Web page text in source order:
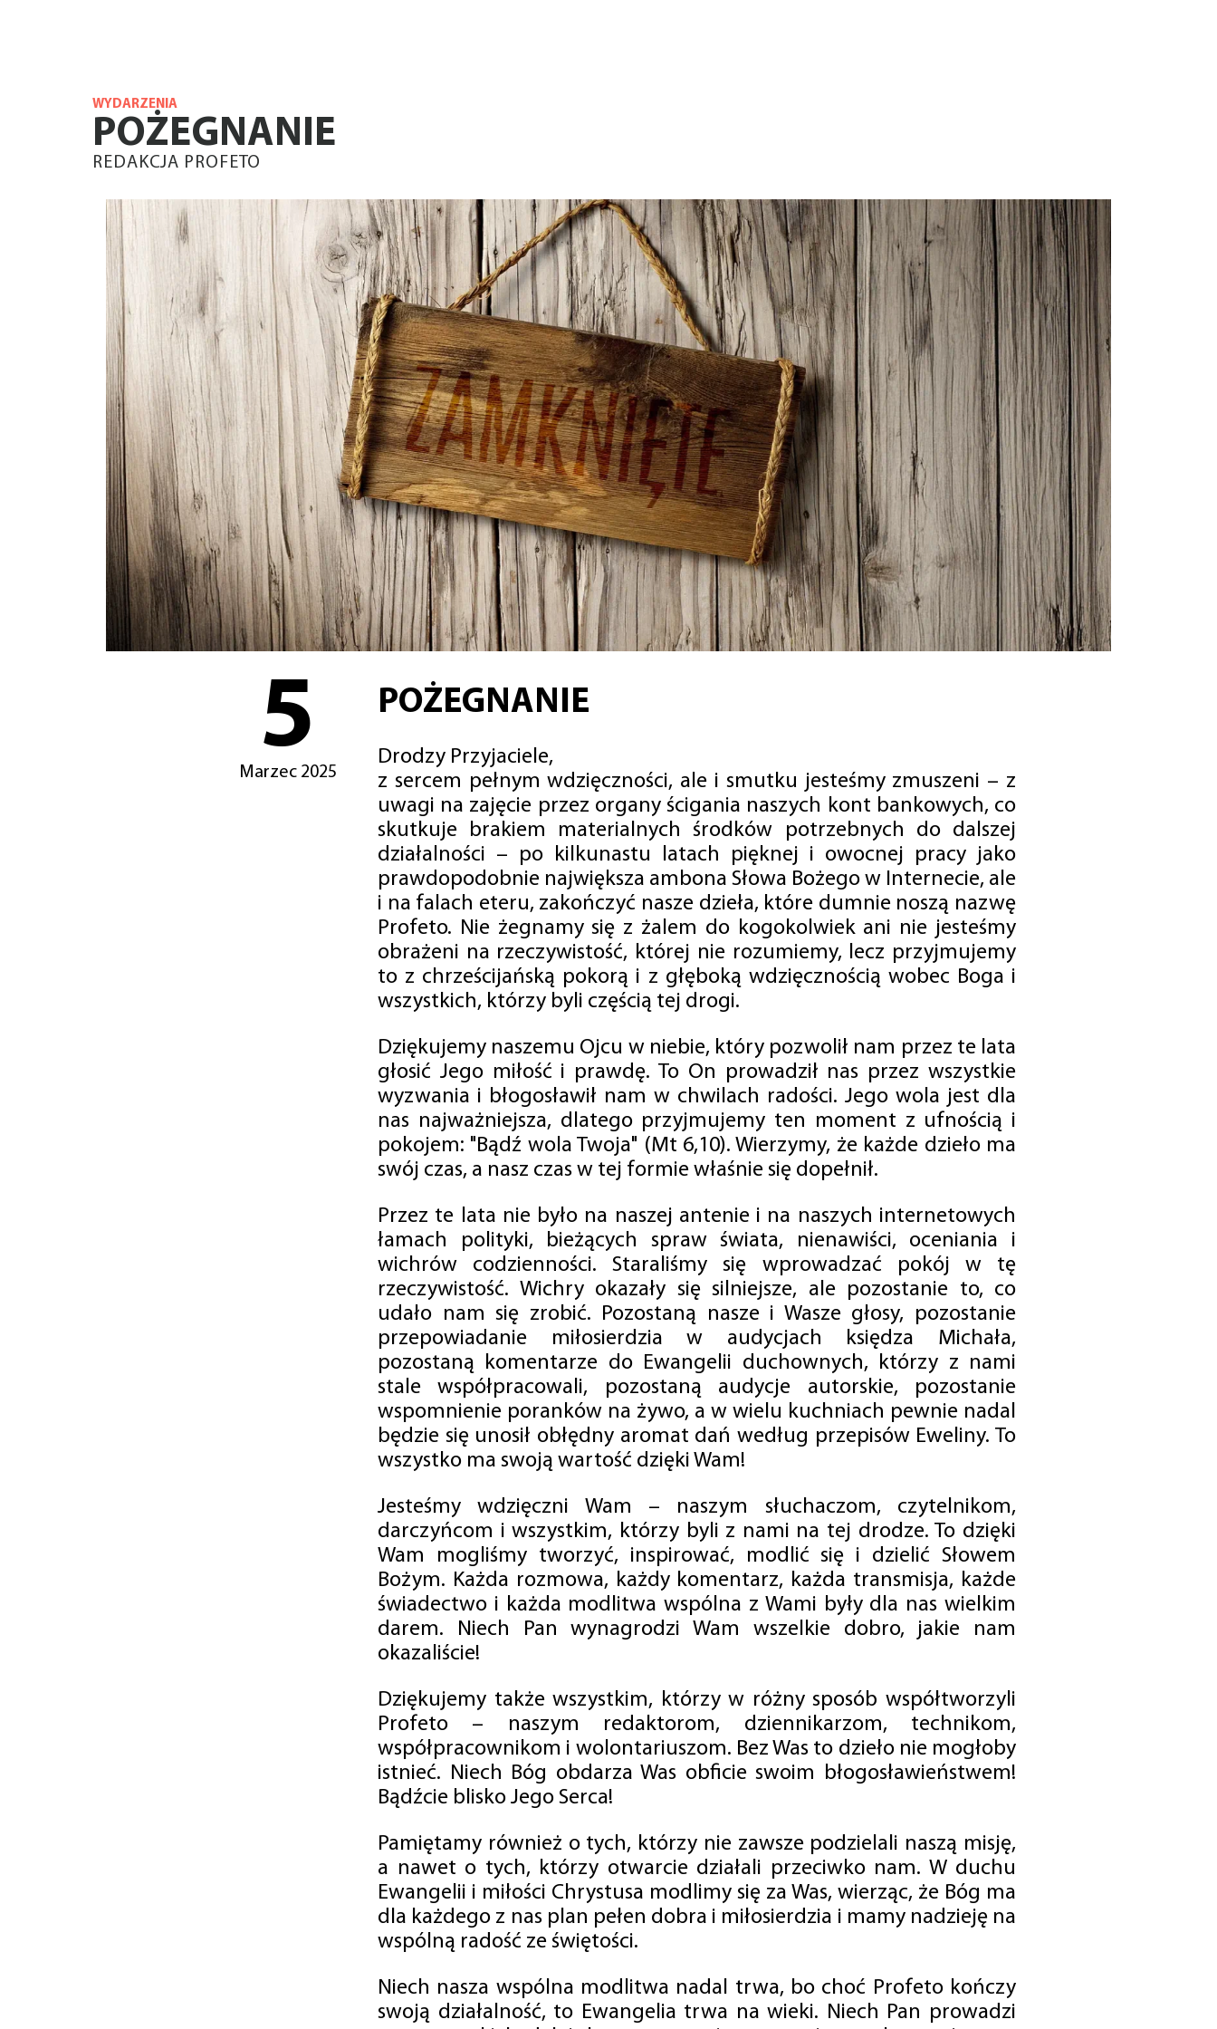
WYDARZENIA
POŻEGNANIE
REDAKCJA PROFETO
5
Marzec 2025
POŻEGNANIE
Drodzy Przyjaciele,
z sercem pełnym wdzięczności, ale i smutku jesteśmy zmuszeni – z
uwagi na zajęcie przez organy ścigania naszych kont bankowych, co
skutkuje brakiem materialnych środków potrzebnych do dalszej
działalności – po kilkunastu latach pięknej i owocnej pracy jako
prawdopodobnie największa ambona Słowa Bożego w Internecie, ale
i na falach eteru, zakończyć nasze dzieła, które dumnie noszą nazwę
Profeto. Nie żegnamy się z żalem do kogokolwiek ani nie jesteśmy
obrażeni na rzeczywistość, której nie rozumiemy, lecz przyjmujemy
to z chrześcijańską pokorą i z głęboką wdzięcznością wobec Boga i
wszystkich, którzy byli częścią tej drogi.
Dziękujemy naszemu Ojcu w niebie, który pozwolił nam przez te lata
głosić Jego miłość i prawdę. To On prowadził nas przez wszystkie
wyzwania i błogosławił nam w chwilach radości. Jego wola jest dla
nas najważniejsza, dlatego przyjmujemy ten moment z ufnością i
pokojem: "Bądź wola Twoja" (Mt 6,10). Wierzymy, że każde dzieło ma
swój czas, a nasz czas w tej formie właśnie się dopełnił.
Przez te lata nie było na naszej antenie i na naszych internetowych
łamach polityki, bieżących spraw świata, nienawiści, oceniania i
wichrów codzienności. Staraliśmy się wprowadzać pokój w tę
rzeczywistość. Wichry okazały się silniejsze, ale pozostanie to, co
udało nam się zrobić. Pozostaną nasze i Wasze głosy, pozostanie
przepowiadanie miłosierdzia w audycjach księdza Michała,
pozostaną komentarze do Ewangelii duchownych, którzy z nami
stale współpracowali, pozostaną audycje autorskie, pozostanie
wspomnienie poranków na żywo, a w wielu kuchniach pewnie nadal
będzie się unosił obłędny aromat dań według przepisów Eweliny. To
wszystko ma swoją wartość dzięki Wam!
Jesteśmy wdzięczni Wam – naszym słuchaczom, czytelnikom,
darczyńcom i wszystkim, którzy byli z nami na tej drodze. To dzięki
Wam mogliśmy tworzyć, inspirować, modlić się i dzielić Słowem
Bożym. Każda rozmowa, każdy komentarz, każda transmisja, każde
świadectwo i każda modlitwa wspólna z Wami były dla nas wielkim
darem. Niech Pan wynagrodzi Wam wszelkie dobro, jakie nam
okazaliście!
Dziękujemy także wszystkim, którzy w różny sposób współtworzyli
Profeto – naszym redaktorom, dziennikarzom, technikom,
współpracownikom i wolontariuszom. Bez Was to dzieło nie mogłoby
istnieć. Niech Bóg obdarza Was obficie swoim błogosławieństwem!
Bądźcie blisko Jego Serca!
Pamiętamy również o tych, którzy nie zawsze podzielali naszą misję,
a nawet o tych, którzy otwarcie działali przeciwko nam. W duchu
Ewangelii i miłości Chrystusa modlimy się za Was, wierząc, że Bóg ma
dla każdego z nas plan pełen dobra i miłosierdzia i mamy nadzieję na
wspólną radość ze świętości.
Niech nasza wspólna modlitwa nadal trwa, bo choć Profeto kończy
swoją działalność, to Ewangelia trwa na wieki. Niech Pan prowadzi